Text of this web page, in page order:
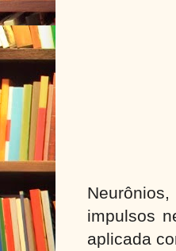
impulsos
aplicada